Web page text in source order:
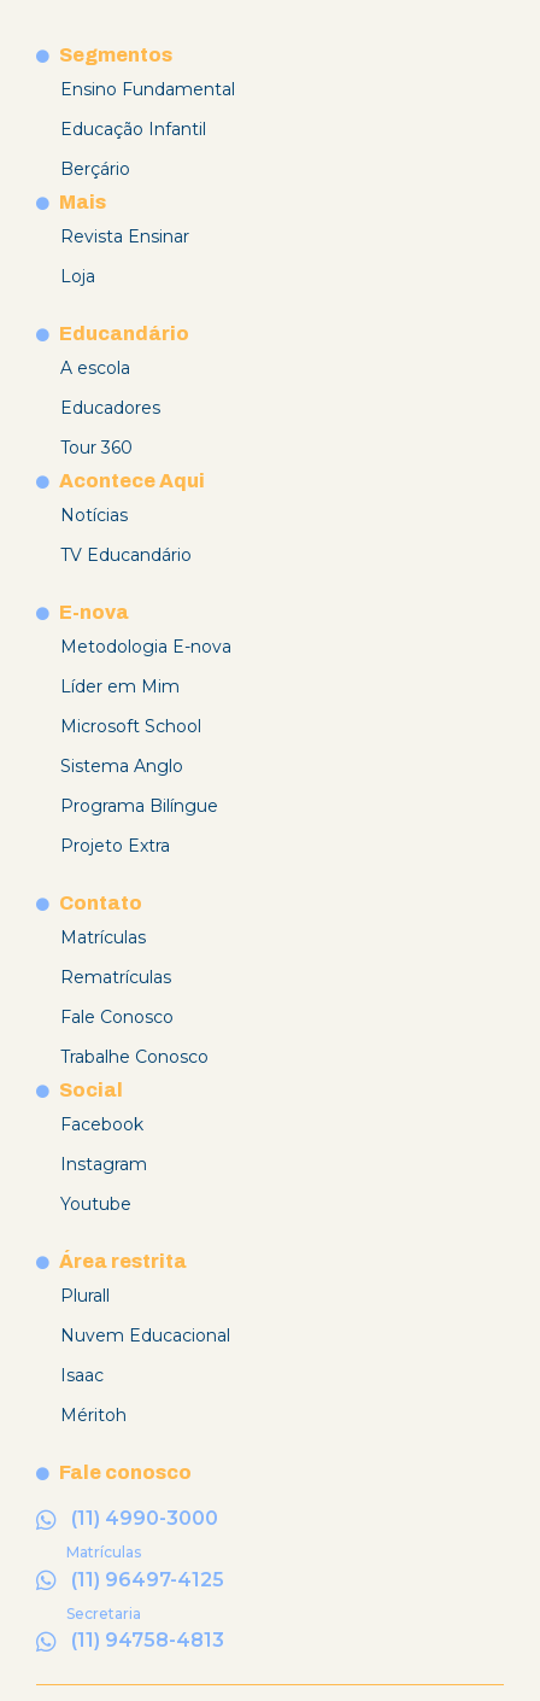
Segmentos
Ensino Fundamental
Educação Infantil
Berçário
Mais
Revista Ensinar
Loja
Educandário
A escola
Educadores
Tour 360
Acontece Aqui
Notícias
TV Educandário
E-nova
Metodologia E-nova
Líder em Mim
Microsoft School
Sistema Anglo
Programa Bilíngue
Projeto Extra
Contato
Matrículas
Rematrículas
Fale Conosco
Trabalhe Conosco
Social
Facebook
Instagram
Youtube
Área restrita
Plurall
Nuvem Educacional
Isaac
Méritoh
Fale conosco
(11) 4990-3000
Matrículas
(11) 96497-4125
Secretaria
(11) 94758-4813